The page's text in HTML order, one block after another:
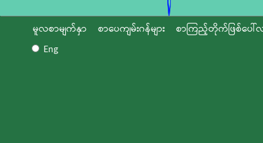
မူလစာမျက်နှာ စာပေကျမ်းဂန်များ
စာကြည့်တိုက်ဖြစ်ပေါ်
Eng